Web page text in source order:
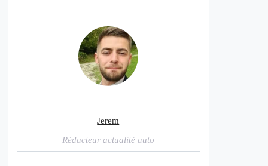
Jerem
Rédacteur actualité auto